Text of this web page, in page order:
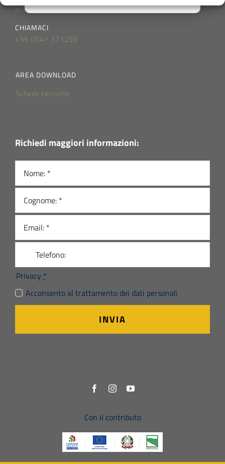
office@staff1959.com
CHIAMACI
+39 0541 373250
AREA DOWNLOAD
Schede tecniche
Richiedi maggiori informazioni:
Privacy *
Acconsento al trattamento dei dati personali
INVIA
Con il contributo